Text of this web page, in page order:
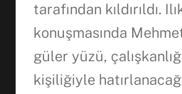
tarafından kıldırıldı.
konuşmasında Mehmet
güler yüzü,
kişiliğiyle